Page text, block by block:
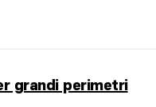
grandi perimetri